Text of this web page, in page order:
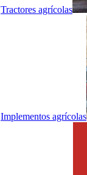
Tractores agrícolas
Implementos agrícolas